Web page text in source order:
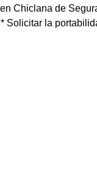
Chiclana de
Solicitar la